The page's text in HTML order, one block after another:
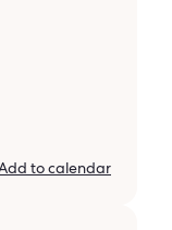
to calendar